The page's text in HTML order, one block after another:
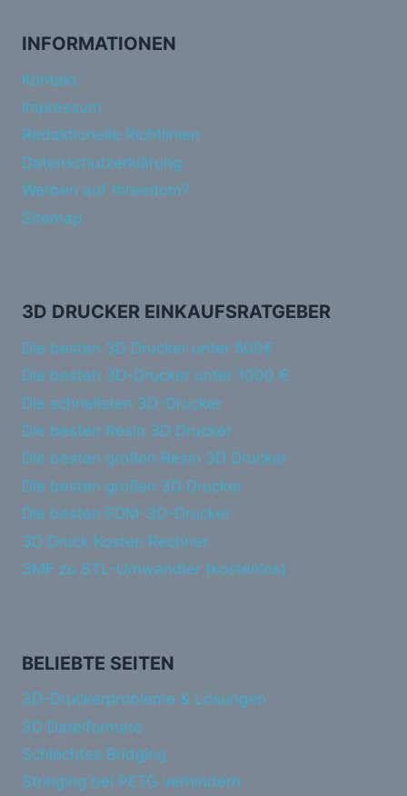
INFORMATIONEN
Kontakt
Impressum
Redaktionelle Richtlinien
Datenschutzerklärung
Werben auf threedom?
Sitemap
3D DRUCKER EINKAUFSRATGEBER
Die besten 3D Drucker unter 500€
Die besten 3D-Drucker unter 1000 €
Die schnellsten 3D-Drucker
Die besten Resin 3D Drucker
Die besten großen Resin 3D Drucker
Die besten großen 3D Drucker
Die besten FDM-3D-Drucker
3D Druck Kosten Rechner
3MF zu STL-Umwandler (kostenlos)
BELIEBTE SEITEN
3D-Druckerprobleme & Lösungen
3D Dateiformate
Schlechtes Bridging
Stringing bei PETG verhindern